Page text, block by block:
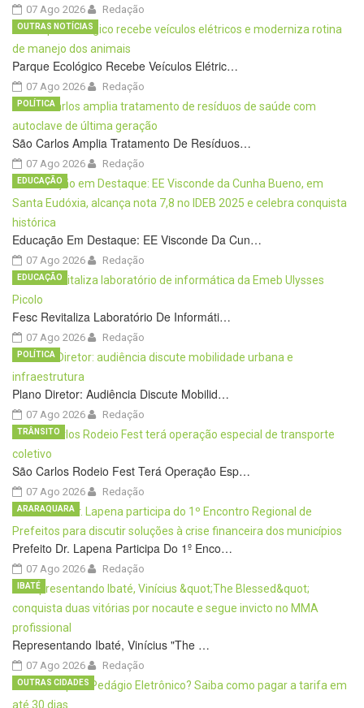
07 Ago 2026 Redação
Parque Ecológico Recebe Veículos Elétric…
07 Ago 2026
OUTRAS NOTÍCIAS
Redação
São Carlos Amplia Tratamento De Resíduos…
07 Ago 2026
POLÍTICA
Redação
Educação Em Destaque: EE Visconde Da Cun…
07 Ago 2026
EDUCAÇÃO
Redação
Fesc Revitaliza Laboratório De Informáti…
07 Ago 2026
EDUCAÇÃO
Redação
Plano Diretor: Audiência Discute Mobilid…
07 Ago 2026
POLÍTICA
Redação
São Carlos Rodeio Fest Terá Operação Esp…
07 Ago 2026
TRÂNSITO
Redação
Prefeito Dr. Lapena Participa Do 1º Enco…
07 Ago 2026
ARARAQUARA
Redação
Representando Ibaté, Vinícius "The …
07 Ago 2026
IBATÉ
Redação
OUTRAS CIDADES